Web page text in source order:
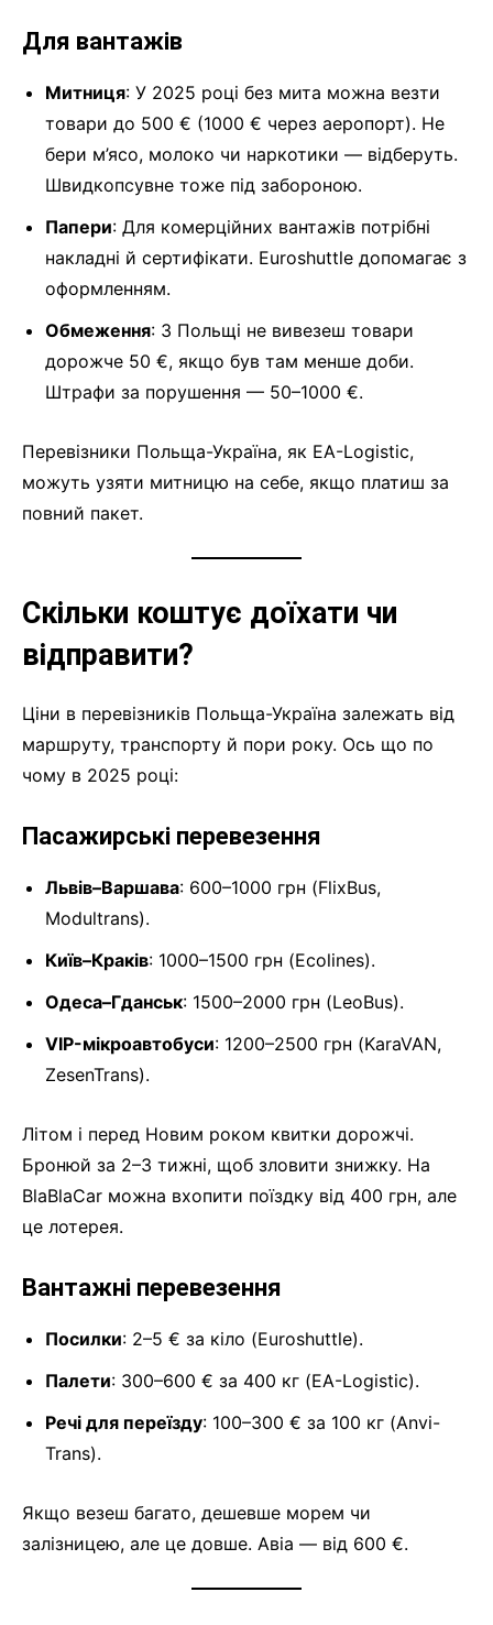
Для вантажів
Митниця: У 2025 році без мита можна везти
товари до 500 € (1000 € через аеропорт). Не
бери м’ясо, молоко чи наркотики — відберуть.
Швидкопсувне тоже під забороною.
Папери: Для комерційних вантажів потрібні
накладні й сертифікати. Euroshuttle допомагає з
оформленням.
Обмеження: З Польщі не вивезеш товари
дорожче 50 €, якщо був там менше доби.
Штрафи за порушення — 50–1000 €.
Перевізники Польща-Україна, як EA-Logistic,
можуть узяти митницю на себе, якщо платиш за
повний пакет.
Скільки коштує доїхати чи
відправити?
Ціни в перевізників Польща-Україна залежать від
маршруту, транспорту й пори року. Ось що по
чому в 2025 році:
Пасажирські перевезення
Львів–Варшава: 600–1000 грн (FlixBus,
Modultrans).
Київ–Краків: 1000–1500 грн (Ecolines).
Одеса–Гданськ: 1500–2000 грн (LeoBus).
VIP-мікроавтобуси: 1200–2500 грн (KaraVAN,
ZesenTrans).
Літом і перед Новим роком квитки дорожчі.
Бронюй за 2–3 тижні, щоб зловити знижку. На
BlaBlaCar можна вхопити поїздку від 400 грн, але
це лотерея.
Вантажні перевезення
Посилки: 2–5 € за кіло (Euroshuttle).
Палети: 300–600 € за 400 кг (EA-Logistic).
Речі для переїзду: 100–300 € за 100 кг (Anvi-
Trans).
Якщо везеш багато, дешевше морем чи
залізницею, але це довше. Авіа — від 600 €.